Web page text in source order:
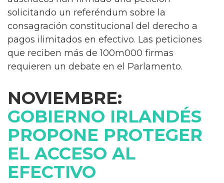
solicitando un referéndum sobre la
consagración constitucional del derecho a
pagos ilimitados en efectivo. Las peticiones
que reciben más de 100m000 firmas
requieren un debate en el Parlamento.
NOVIEMBRE:
GOBIERNO IRLANDÉS
PROPONE PROTEGER
EL ACCESO AL
EFECTIVO